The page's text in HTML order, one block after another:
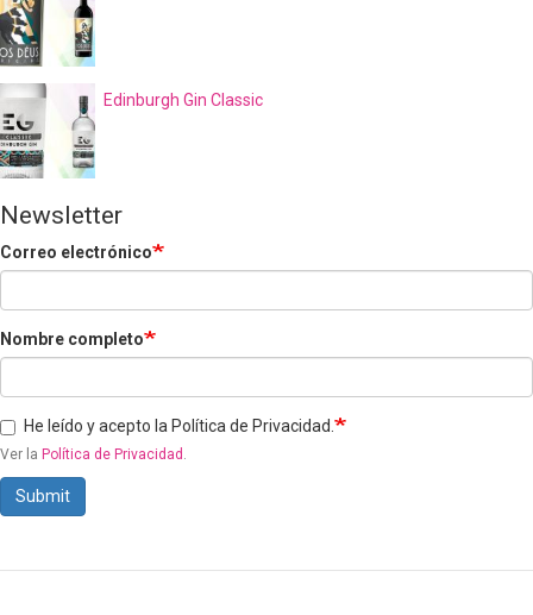
Edinburgh Gin Classic
Newsletter
Correo electrónico
Nombre completo
He leído y acepto la Política de Privacidad.
Ver la Política de Privacidad .
Submit